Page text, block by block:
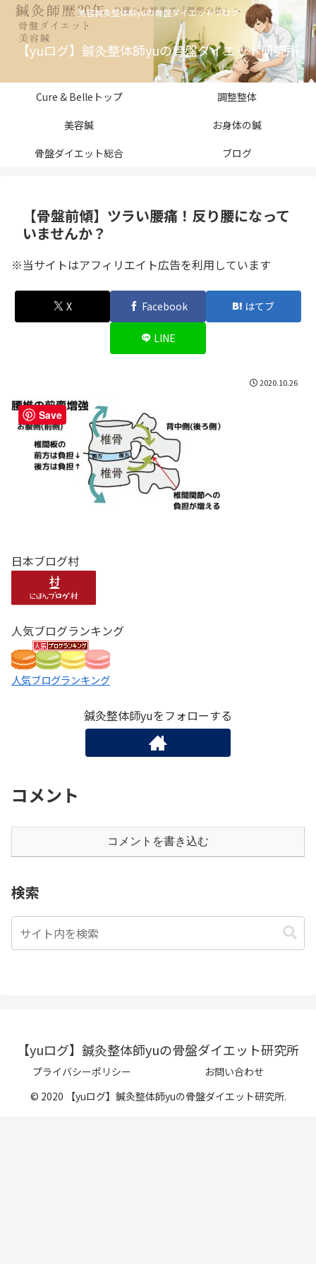
美容鍼灸整体師yuの骨盤ダイエットブログ
【yuログ】鍼灸整体師yuの骨盤ダイエット研究所
Cure & Belleトップ
調整整体
美容鍼
お身体の鍼
骨盤ダイエット総合
ブログ
【骨盤前傾】ツラい腰痛！反り腰になって
いませんか？
※当サイトはアフィリエイト広告を利用しています
X Facebook はてブ
LINE
2020.10.26
日本ブログ村
人気ブログランキング
人気ブログランキング
鍼灸整体師yuをフォローする
コメント
コメントを書き込む
検索
【yuログ】鍼灸整体師yuの骨盤ダイエット研究所
プライバシーポリシー
お問い合わせ
© 2020 【yuログ】鍼灸整体師yuの骨盤ダイエット研究所.
Save